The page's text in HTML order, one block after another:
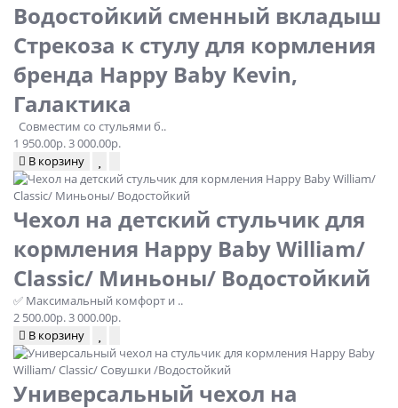
Водостойкий сменный вкладыш
Стрекоза к стулу для кормления
бренда Happy Baby Kevin,
Галактика
Совместим со стульями б..
1 950.00р.3 000.00р.
В корзину
Чехол на детский стульчик для
кормления Happy Baby William/
Classic/ Миньоны/ Водостойкий
✅ Максимальный комфорт и ..
2 500.00р.3 000.00р.
В корзину
Универсальный чехол на